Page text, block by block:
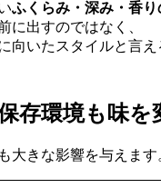
ふくらみ・深み・香
に出すのではなく、
向いたスタイルと言え
存環境も味を
大きな影響を与えます